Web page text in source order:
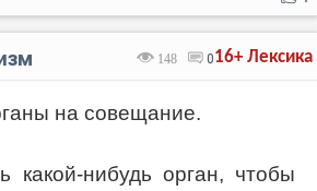
Лексика
16+
148 0
на совещание.
нибудь орган, чтобы